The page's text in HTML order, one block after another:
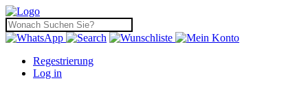
Regestrierung
Log in